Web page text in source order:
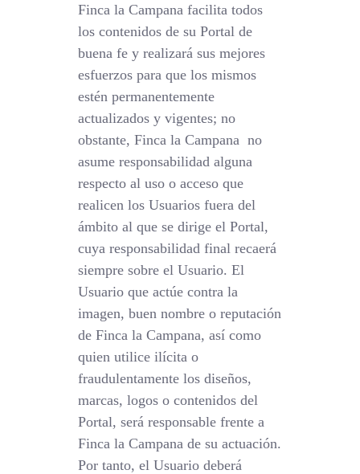
Finca la Campana facilita todos
los contenidos de su Portal de
buena fe y realizará sus mejores
esfuerzos para que los mismos
estén permanentemente
actualizados y vigentes; no
obstante, Finca la Campana no
asume responsabilidad alguna
respecto al uso o acceso que
realicen los Usuarios fuera del
ámbito al que se dirige el Portal,
cuya responsabilidad final recaerá
siempre sobre el Usuario. El
Usuario que actúe contra la
imagen, buen nombre o reputación
de Finca la Campana, así como
quien utilice ilícita o
fraudulentamente los diseños,
marcas, logos o contenidos del
Portal, será responsable frente a
Finca la Campana de su actuación.
Por tanto, el Usuario deberá